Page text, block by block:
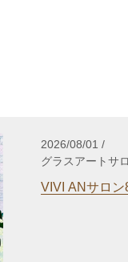
2026/08/01 /
グラスアートサ
自分発見講座
VIVI ANサロン